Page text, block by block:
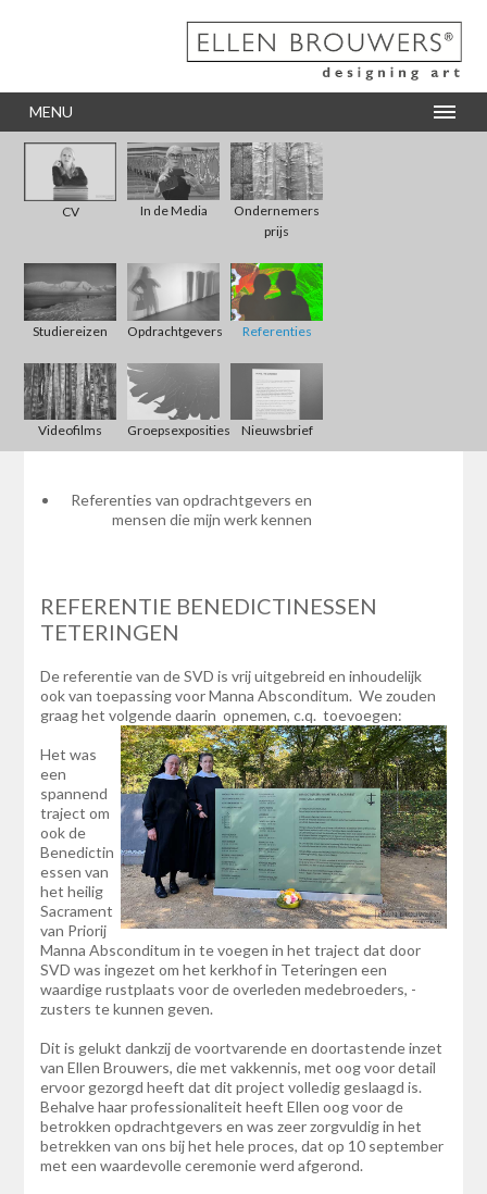
MENU
CV In de Media
Ondernemers
prijs
Studiereizen Opdrachtgevers Referenties
Videofilms Groepsexposities Nieuwsbrief
Referenties van opdrachtgevers en
mensen die mijn werk kennen
REFERENTIE BENEDICTINESSEN
TETERINGEN
De referentie van de SVD is vrij uitgebreid en inhoudelijk
ook van toepassing voor Manna Absconditum. We zouden
graag het volgende daarin opnemen, c.q. toevoegen:
Het was
een
spannend
traject om
ook de
Benedictin
essen van
het heilig
Sacrament
van Priorij
Manna Absconditum in te voegen in het traject dat door
SVD was ingezet om het kerkhof in Teteringen een
waardige rustplaats voor de overleden medebroeders, -
zusters te kunnen geven.
Dit is gelukt dankzij de voortvarende en doortastende inzet
van Ellen Brouwers, die met vakkennis, met oog voor detail
ervoor gezorgd heeft dat dit project volledig geslaagd is.
Behalve haar professionaliteit heeft Ellen oog voor de
betrokken opdrachtgevers en was zeer zorgvuldig in het
betrekken van ons bij het hele proces, dat op 10 september
met een waardevolle ceremonie werd afgerond.